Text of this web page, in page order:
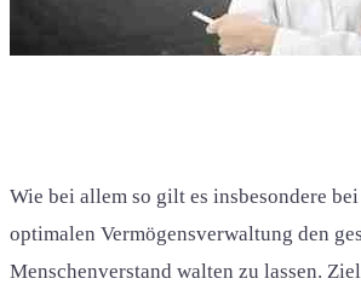
Wie bei allem so gilt es insbesondere
optimalen Vermögensverwaltung den
Menschenverstand walten zu lassen.